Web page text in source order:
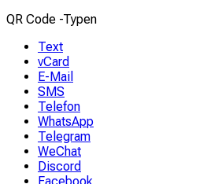
QR Code -Typen
Text
vCard
E-Mail
SMS
Telefon
WhatsApp
Telegram
WeChat
Discord